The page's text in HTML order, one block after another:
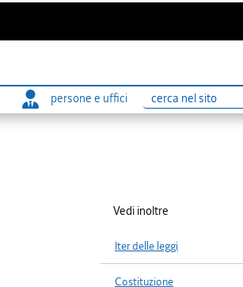
persone e uffici
Ricerca
Vedi inoltre
Iter delle leggi
Costituzione